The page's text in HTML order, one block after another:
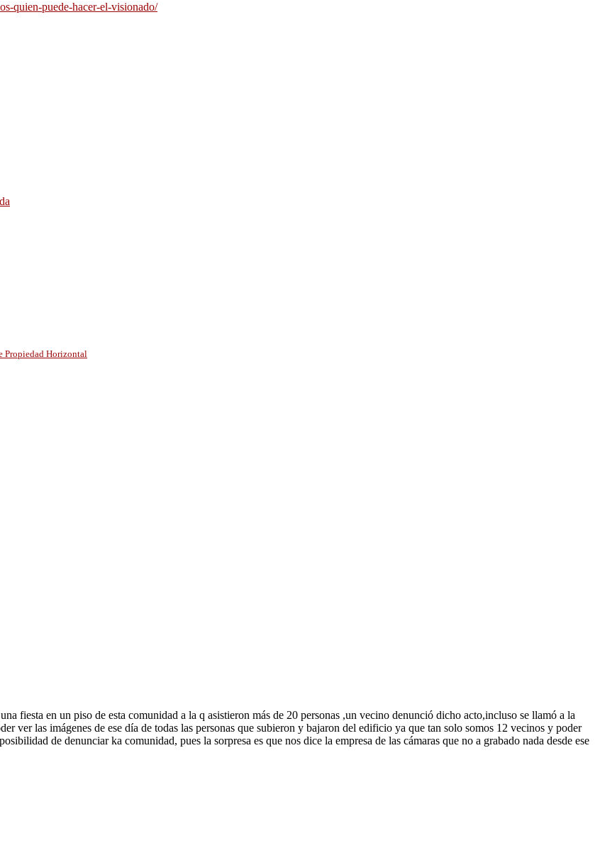
quien-puede-hacer-el-visionado/
Propiedad Horizontal
fiesta en un piso de esta comunidad a la q asistieron más de 20 personas ,un vecino denunció dicho acto,incluso se llamó a la
ver las imágenes de ese día de todas las personas que subieron y bajaron del edificio ya que tan solo somos 12 vecinos y poder
de denunciar ka comunidad, pues la sorpresa es que nos dice la empresa de las cámaras que no a grabado nada desde ese